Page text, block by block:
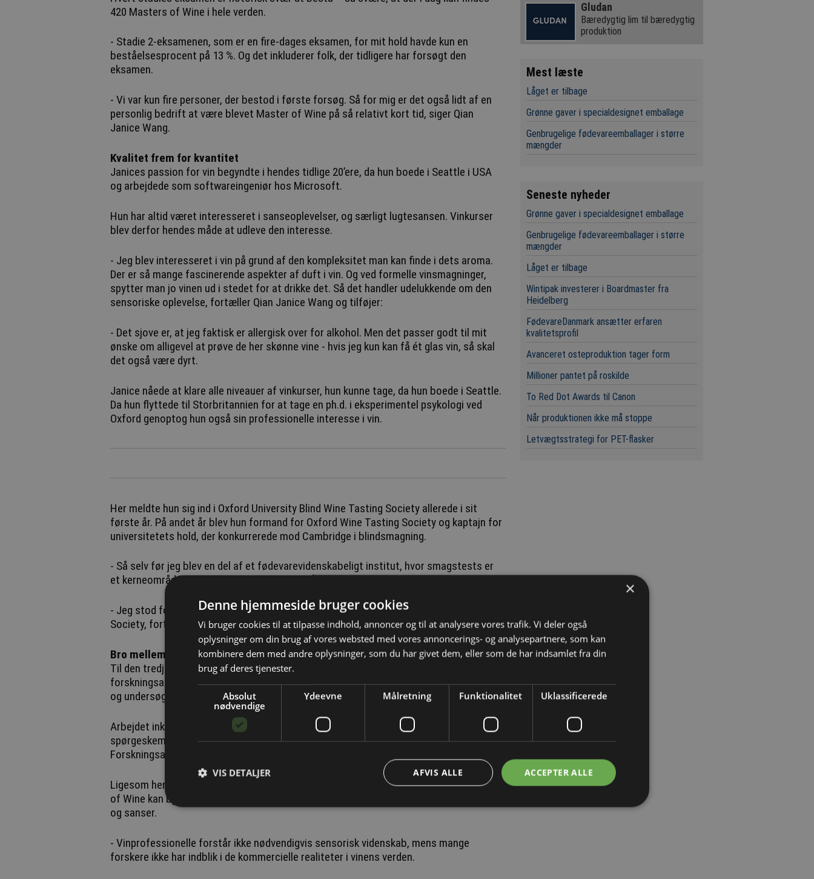
420 Masters of Wine i hele verden.
- Stadie 2-eksamenen, som er en fire-dages eksamen, for mit hold havde kun en
beståelsesprocent på 13 %. Og det inkluderer folk, der tidligere har forsøgt den
eksamen.
- Vi var kun fire personer, der bestod i første forsøg. Så for mig er det også lidt af en
personlig bedrift at være blevet Master of Wine på så relativt kort tid, siger Qian
Janice Wang.
Kvalitet frem for kvantitet
Janices passion for vin begyndte i hendes tidlige 20’ere, da hun boede i Seattle i USA
og arbejdede som softwareingeniør hos Microsoft.
Hun har altid været interesseret i sanseoplevelser, og særligt lugtesansen. Vinkurser
blev derfor hendes måde at udleve den interesse.
- Jeg blev interesseret i vin på grund af den kompleksitet man kan finde i dets aroma.
Der er så mange fascinerende aspekter af duft i vin. Og ved formelle vinsmagninger,
spytter man jo vinen ud i stedet for at drikke det. Så det handler udelukkende om den
sensoriske oplevelse, fortæller Qian Janice Wang og tilføjer:
- Det sjove er, at jeg faktisk er allergisk over for alkohol. Men det passer godt til mit
ønske om alligevel at prøve de her skønne vine - hvis jeg kun kan få ét glas vin, så skal
det også være dyrt.
Janice nåede at klare alle niveauer af vinkurser, hun kunne tage, da hun boede i Seattle.
Da hun flyttede til Storbritannien for at tage en ph.d. i eksperimentel psykologi ved
Oxford genoptog hun også sin professionelle interesse i vin.
Her meldte hun sig ind i Oxford University Blind Wine Tasting Society allerede i sit
første år. På andet år blev hun formand for Oxford Wine Tasting Society og kaptajn for
universitetets hold, der konkurrerede mod Cambridge i blindsmagning.
- Så selv før jeg blev en del af et fødevarevidenskabeligt institut, hvor smagstests er
et kerneområde, havde jeg brugt meget tid på at arrangere blindsmagninger.
- Jeg stod for omkring 60-70 vinsmagninger om året i mine roller i Oxford Wine Tasting
Society, fortæller hun.
Bro mellem to verdener
Til den tredje og sidste eksamen til Master of Wine skal man skrive en
forskningsartikel. Her trak lektoren og sektionslederen på sin akademiske ekspertise
og undersøgte, hvordan mennesker opfatter og beskriver syreindhold i vin.
Arbejdet inkluderer både kemisk analyse af vinene, sensorisk evaluering, online
spørgeskema og en fysisk smagstest udført i København og London.
Forskningsartiklen kan findes her.
Ligesom hendes artikel gør, så håber Qian Janice Wang, at hendes nye titel som Master
of Wine kan bygge bro mellem vinbranchen og den akademiske forskning i vinsmagning
og sanser.
- Vinprofessionelle forstår ikke nødvendigvis sensorisk videnskab, mens mange
forskere ikke har indblik i de kommercielle realiteter i vinens verden.
Gludan
Bæredygtig lim til bæredygtig
produktion
Mest læste
Låget er tilbage
Grønne gaver i specialdesignet emballage
Genbrugelige fødevareemballager i større
mængder
Seneste nyheder
Grønne gaver i specialdesignet emballage
Genbrugelige fødevareemballager i større
mængder
Låget er tilbage
Wintipak investerer i Boardmaster fra
Heidelberg
FødevareDanmark ansætter erfaren
kvalitetsprofil
Avanceret osteproduktion tager form
Millioner pantet på roskilde
To Red Dot Awards til Canon
Når produktionen ikke må stoppe
Letvægtsstrategi for PET-flasker
×
Denne hjemmeside bruger cookies
Vi bruger cookies til at tilpasse indhold, annoncer og til at analysere vores trafik. Vi deler også
oplysninger om din brug af vores websted med vores annoncerings- og analysepartnere, som kan
kombinere dem med andre oplysninger, som du har givet dem, eller som de har indsamlet fra din
brug af deres tjenester.
Absolut
nødvendige
Ydeevne Målretning Funktionalitet Uklassificerede
ACCEPTER ALLE
AFVIS ALLE
VIS DETALJER